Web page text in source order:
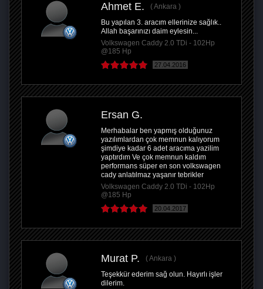
Ahmet E.
Ankara
Bu yapılan 3. aracım ellerinize sağlık..
Allah başarınızı daim eylesin...
Volkswagen Caddy 2.0 TDi - 102Hp
@185 Hp
27.04.2016
Ersan G.
Merhabalar ben yapmış olduğunuz
yazılımlardan çok memnun kalıyorum
şimdiye kadar 6 adet aracıma yazilim
yaptırdım Ve çok memnun kaldım
performans süper en son volkswagen
cady anlatılmaz yaşanır tebrikler
Volkswagen Caddy 2.0 TDi - 102Hp
@185 Hp
20.04.2017
Murat P.
Ankara
Teşekkür ederim sağ olun. Hayırlı işler
dilerim.